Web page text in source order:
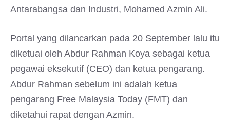
Antarabangsa dan Industri, Mohamed Azmin Ali.
Portal yang dilancarkan pada 20 September lalu itu
diketuai oleh Abdur Rahman Koya sebagai ketua
pegawai eksekutif (CEO) dan ketua pengarang.
Abdur Rahman sebelum ini adalah ketua
pengarang Free Malaysia Today (FMT) dan
diketahui rapat dengan Azmin.